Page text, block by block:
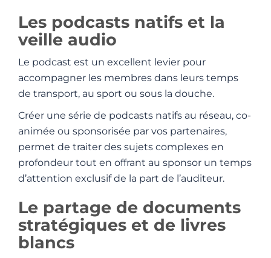
Les podcasts natifs et la
veille audio
Le podcast est un excellent levier pour
accompagner les membres dans leurs temps
de transport, au sport ou sous la douche.
Créer une série de podcasts natifs au réseau, co-
animée ou sponsorisée par vos partenaires,
permet de traiter des sujets complexes en
profondeur tout en offrant au sponsor un temps
d’attention exclusif de la part de l’auditeur.
Le partage de documents
stratégiques et de livres
blancs